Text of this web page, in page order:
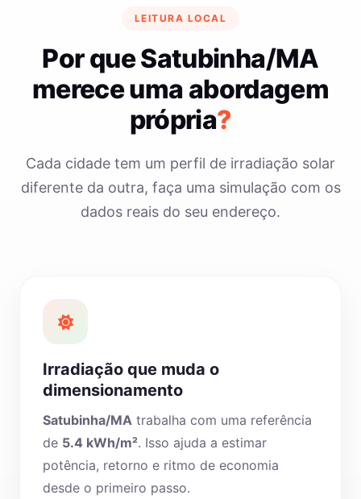
LEITURA LOCAL
Por que Satubinha/MA
merece uma abordagem
própria?
Cada cidade tem um perfil de irradiação solar
diferente da outra, faça uma simulação com os
dados reais do seu endereço.
Irradiação que muda o
dimensionamento
Satubinha/MA trabalha com uma referência
de 5.4 kWh/m². Isso ajuda a estimar
potência, retorno e ritmo de economia
desde o primeiro passo.